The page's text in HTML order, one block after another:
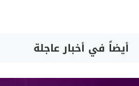
أيضاً في أخبار عاجلة